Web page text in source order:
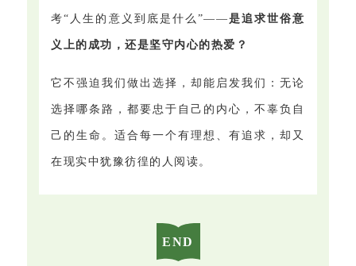
考“人生的意义到底是什么”——是追求世俗意
义上的成功，还是坚守内心的热爱？
它不强迫我们做出选择，却能启发我们：无论
选择哪条路，都要忠于自己的内心，不辜负自
己的生命。适合每一个有理想、有追求，却又
在现实中犹豫彷徨的人阅读。
END